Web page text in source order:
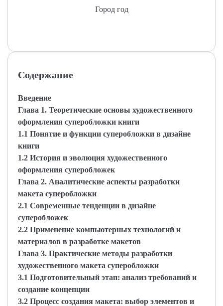
Город год
Содержание
Введение
Глава 1. Теоретические основы художественного
оформления суперобложки книги
1.1 Понятие и функции суперобложки в дизайне
книги
1.2 История и эволюция художественного
оформления суперобложек
Глава 2. Аналитические аспекты разработки
макета суперобложки
2.1 Современные тенденции в дизайне
суперобложек
2.2 Применение компьютерных технологий и
материалов в разработке макетов
Глава 3. Практические методы разработки
художественного макета суперобложки
3.1 Подготовительный этап: анализ требований и
создание концепции
3.2 Процесс создания макета: выбор элементов и